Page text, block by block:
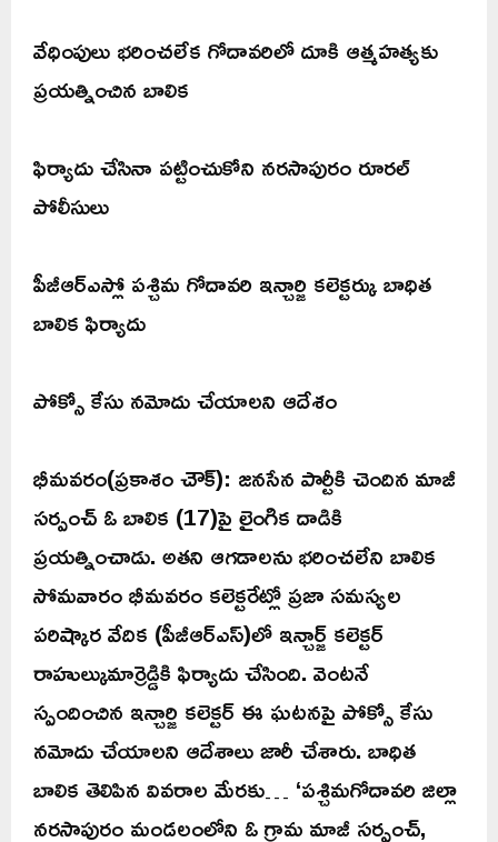
వేధింపులు భరించలేక గోదావరిలో దూకి ఆత్మహత్యకు
ప్రయత్నించిన బాలిక
ఫిర్యాదు చేసినా పట్టించుకోని నరసాపురం రూరల్
పోలీసులు
పీజీఆర్ఎస్లో పశ్చిమ గోదావరి ఇన్చార్జి కలెక్టర్కు బాధిత
బాలిక ఫిర్యాదు
పోక్సో కేసు నమోదు చేయాలని ఆదేశం
భీమవరం(ప్రకాశం చౌక్): జనసేన పార్టీకి చెందిన మాజీ
సర్పంచ్ ఓ బాలిక (17)పై లైంగిక దాడికి
ప్రయత్నించాడు. అతని ఆగడాలను భరించలేని బాలిక
సోమవారం భీమవరం కలెక్టరేట్లో ప్రజా సమస్యల
పరిష్కార వేదిక (పీజీఆర్ఎస్)లో ఇన్చార్జ్ కలెక్టర్
రాహుల్కుమార్రెడ్డికి ఫిర్యాదు చేసింది. వెంటనే
స్పందించిన ఇన్చార్జి కలెక్టర్ ఈ ఘటనపై పోక్సో కేసు
నమోదు చేయాలని ఆదేశాలు జారీ చేశారు. బాధిత
బాలిక తెలిపిన వివరాల మేరకు… ‘పశ్చిమగోదావరి జిల్లా
నరసాపురం మండలంలోని ఓ గ్రామ మాజీ సర్పంచ్,